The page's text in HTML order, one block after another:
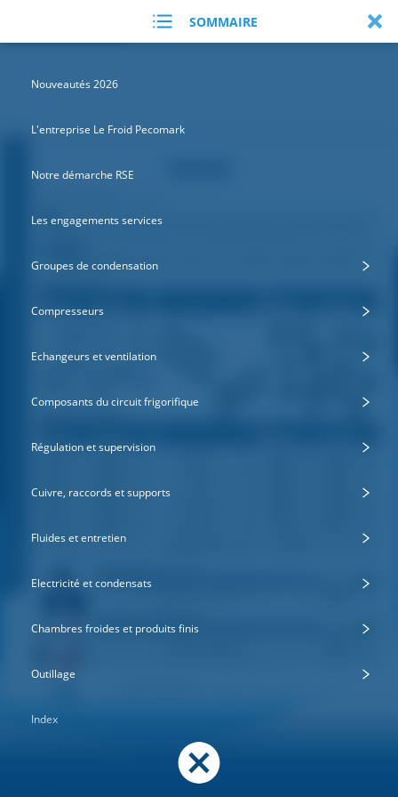
SOMMAIRE
Nouveautés 2026
L'entreprise Le Froid Pecomark
Notre démarche RSE
Les engagements services
Groupes de condensation
Compresseurs
Echangeurs et ventilation
Composants du circuit frigorifique
Régulation et supervision
Cuivre, raccords et supports
Fluides et entretien
Electricité et condensats
Chambres froides et produits finis
Outillage
Index